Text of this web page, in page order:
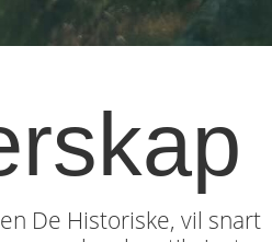
De Historiske, vil snart